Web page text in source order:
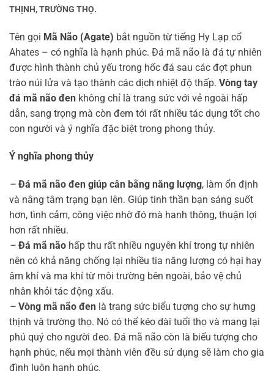
THỊNH, TRƯỜNG THỌ.
Tên gọi Mã Não (Agate) bắt nguồn từ tiếng Hy Lạp cổ
Ahates – có nghĩa là hạnh phúc. Đá mã não là đá tự nhiên
được hình thành chủ yếu trong hốc đá sau các đợt phun
trào núi lửa và tạo thành các dịch nhiệt độ thấp. Vòng tay
đá mã não đen không chỉ là trang sức với vẻ ngoài hấp
dẫn, sang trọng mà còn đem tới rất nhiều tác dụng tốt cho
con người và ý nghĩa đặc biệt trong phong thủy.
Ý nghĩa phong thủy
– Đá mã não đen giúp cân bằng năng lượng, làm ổn định
và nâng tâm trạng bạn lên. Giúp tinh thần bạn sáng suốt
hơn, tình cảm, công việc nhờ đó mà hanh thông, thuận lợi
hơn rất nhiều.
– Đá mã não hấp thu rất nhiều nguyên khí trong tự nhiên
nên có khả năng chống lại nhiều tia năng lượng có hại hay
âm khí và ma khí từ môi trường bên ngoài, bảo vệ chủ
nhân khỏi tác động xấu.
– Vòng mã não đen là trang sức biểu tượng cho sự hưng
thịnh và trường thọ. Nó có thể kéo dài tuổi thọ và mang lại
phú quý cho người đeo. Đá mã não còn là biểu tượng cho
hạnh phúc, nếu mọi thành viên đều sử dụng sẽ làm cho gia
đình luôn hạnh phúc.